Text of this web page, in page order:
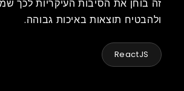
ולהבטיח תוצאות באיכות גבוהה.
ReactJS